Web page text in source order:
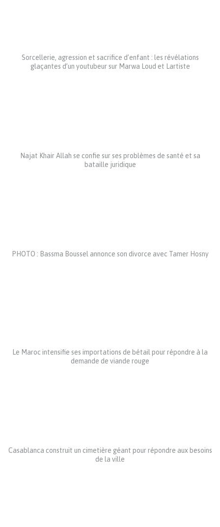
Sorcellerie, agression et sacrifice d’enfant : les révélations
glaçantes d’un youtubeur sur Marwa Loud et Lartiste
Najat Khair Allah se confie sur ses problèmes de santé et sa
bataille juridique
PHOTO : Bassma Boussel annonce son divorce avec Tamer Hosny
Le Maroc intensifie ses importations de bétail pour répondre à la
demande de viande rouge
Casablanca construit un cimetière géant pour répondre aux besoins
de la ville